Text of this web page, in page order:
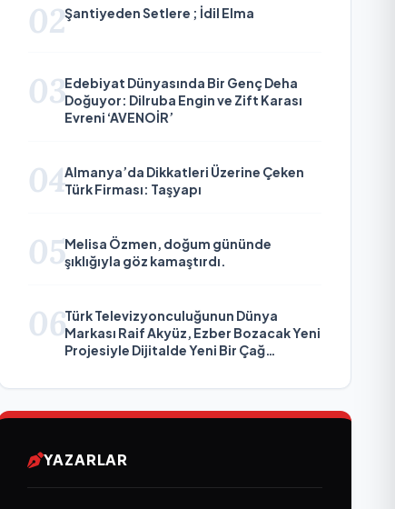
02Şantiyeden Setlere ; İdil Elma
03Edebiyat Dünyasında Bir Genç Deha
Doğuyor: Dilruba Engin ve Zift Karası
Evreni ‘AVENOİR’
04Almanya’da Dikkatleri Üzerine Çeken
Türk Firması: Taşyapı
05Melisa Özmen, doğum gününde
şıklığıyla göz kamaştırdı.
06Türk Televizyonculuğunun Dünya
Markası Raif Akyüz, Ezber Bozacak Yeni
Projesiyle Dijitalde Yeni Bir Çağ
YAZARLAR